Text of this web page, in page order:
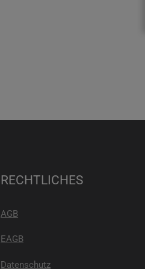
RECHTLICHES
AGB
EAGB
Datenschutz